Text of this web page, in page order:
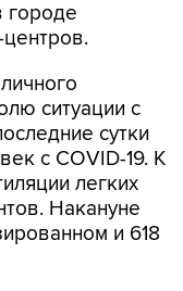
городе
ситуации с
сутки
с COVID-19. К
легких
Накануне
и 618